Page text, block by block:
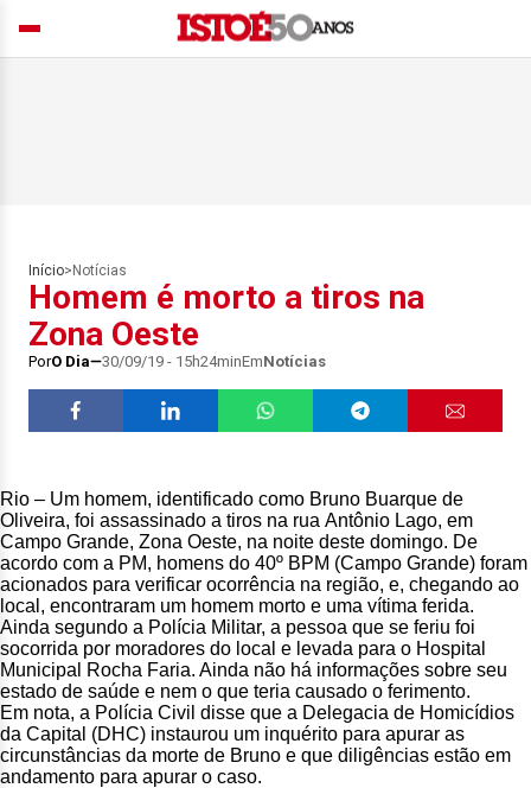
Início> Notícias
Homem é morto a tiros na
Zona Oeste
PorO Dia 30/09/19 - 15h24minEmNotícias
Rio – Um homem, identificado como Bruno Buarque de
Oliveira, foi assassinado a tiros na rua Antônio Lago, em
Campo Grande, Zona Oeste, na noite deste domingo. De
acordo com a PM, homens do 40º BPM (Campo Grande) foram
acionados para verificar ocorrência na região, e, chegando ao
local, encontraram um homem morto e uma vítima ferida.
Ainda segundo a Polícia Militar, a pessoa que se feriu foi
socorrida por moradores do local e levada para o Hospital
Municipal Rocha Faria. Ainda não há informações sobre seu
estado de saúde e nem o que teria causado o ferimento.
Em nota, a Polícia Civil disse que a Delegacia de Homicídios
da Capital (DHC) instaurou um inquérito para apurar as
circunstâncias da morte de Bruno e que diligências estão em
andamento para apurar o caso.